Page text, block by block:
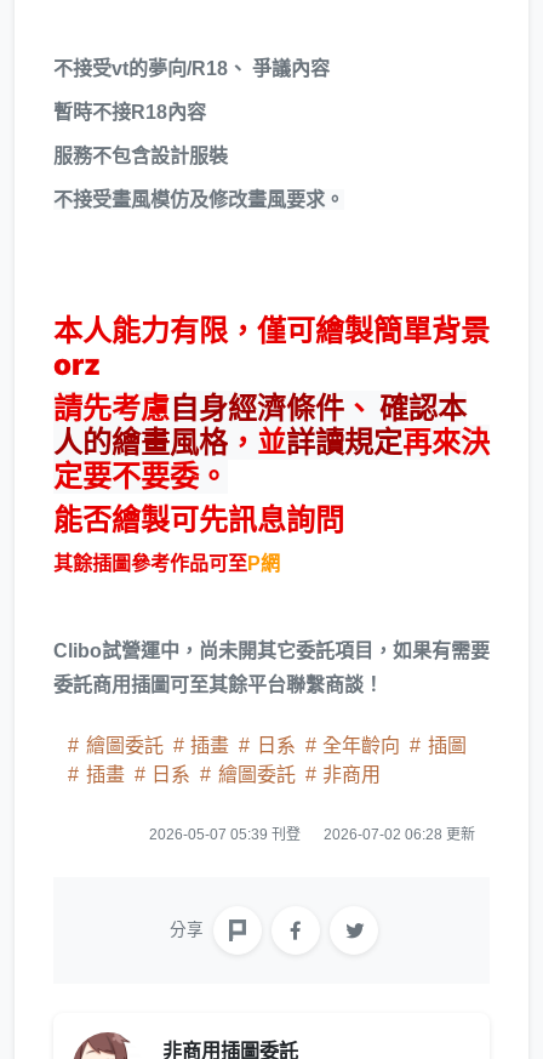
不接受vt的夢向/R18、 爭議內容
暫時不接R18內容
服務不包含設計服裝
不接受畫風模仿及修改畫風要求。
本人能力有限，僅可繪製簡單背景
orz
請先考慮自身經濟條件 、 確認本
人的繪畫風格 ，並詳讀規定再來決
定要不要委。
能否繪製可先訊息詢問
其餘插圖參考作品可至P網
Clibo試營運中，尚未開其它委託項目，如果有需要
委託商用插圖可至其餘平台聯繫商談！
繪圖委託 插畫 日系 全年齡向
插圖
插畫
日系 繪圖委託 非商用
2026-05-07 05:39 刊登 2026-07-02 06:28 更新
分享
非商用插圖委託